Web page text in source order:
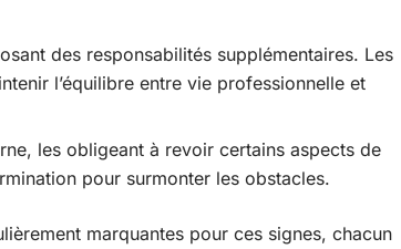
des responsabilités supplémentaires. Les
l’équilibre entre vie professionnelle et
les obligeant à revoir certains aspects de
pour surmonter les obstacles.
marquantes pour ces signes, chacun